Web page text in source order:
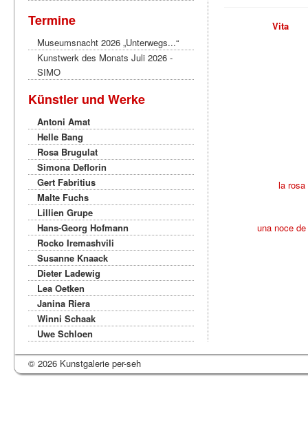
Termine
Museumsnacht 2026 „Unterwegs...“
Kunstwerk des Monats Juli 2026 -
SIMO
Künstler und Werke
Antoni Amat
Helle Bang
Rosa Brugulat
Simona Deflorin
Gert Fabritius
Malte Fuchs
Lillien Grupe
Hans-Georg Hofmann
Rocko Iremashvili
Susanne Knaack
Dieter Ladewig
Lea Oetken
Janina Riera
Winni Schaak
Uwe Schloen
Vita
la rosa
una noce
© 2026 Kunstgalerie per-seh